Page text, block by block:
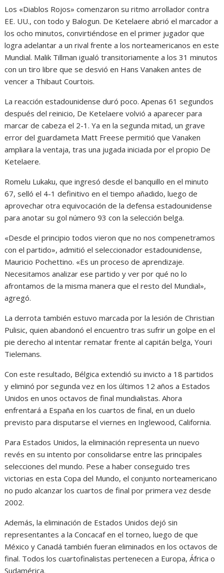
Los «Diablos Rojos» comenzaron su ritmo arrollador contra
EE. UU., con todo y Balogun. De Ketelaere abrió el marcador a
los ocho minutos, convirtiéndose en el primer jugador que
logra adelantar a un rival frente a los norteamericanos en este
Mundial. Malik Tillman igualó transitoriamente a los 31 minutos
con un tiro libre que se desvió en Hans Vanaken antes de
vencer a Thibaut Courtois.
La reacción estadounidense duró poco. Apenas 61 segundos
después del reinicio, De Ketelaere volvió a aparecer para
marcar de cabeza el 2-1. Ya en la segunda mitad, un grave
error del guardameta Matt Freese permitió que Vanaken
ampliara la ventaja, tras una jugada iniciada por el propio De
Ketelaere.
Romelu Lukaku, que ingresó desde el banquillo en el minuto
67, selló el 4-1 definitivo en el tiempo añadido, luego de
aprovechar otra equivocación de la defensa estadounidense
para anotar su gol número 93 con la selección belga.
«Desde el principio todos vieron que no nos compenetramos
con el partido», admitió el seleccionador estadounidense,
Mauricio Pochettino. «Es un proceso de aprendizaje.
Necesitamos analizar ese partido y ver por qué no lo
afrontamos de la misma manera que el resto del Mundial»,
agregó.
La derrota también estuvo marcada por la lesión de Christian
Pulisic, quien abandonó el encuentro tras sufrir un golpe en el
pie derecho al intentar rematar frente al capitán belga, Youri
Tielemans.
Con este resultado, Bélgica extendió su invicto a 18 partidos
y eliminó por segunda vez en los últimos 12 años a Estados
Unidos en unos octavos de final mundialistas. Ahora
enfrentará a España en los cuartos de final, en un duelo
previsto para disputarse el viernes en Inglewood, California.
Para Estados Unidos, la eliminación representa un nuevo
revés en su intento por consolidarse entre las principales
selecciones del mundo. Pese a haber conseguido tres
victorias en esta Copa del Mundo, el conjunto norteamericano
no pudo alcanzar los cuartos de final por primera vez desde
2002.
Además, la eliminación de Estados Unidos dejó sin
representantes a la Concacaf en el torneo, luego de que
México y Canadá también fueran eliminados en los octavos de
final. Todos los cuartofinalistas pertenecen a Europa, África o
Sudamérica.